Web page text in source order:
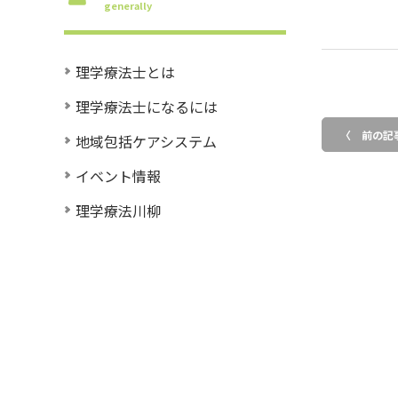
generally
理学療法士とは
理学療法士になるには
地域包括ケアシステム
イベント情報
理学療法川柳
〈 前の記